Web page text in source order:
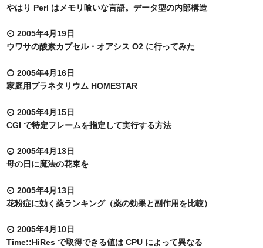
やはり Perl はメモリ喰いな言語。データ型の内部構造
2005年4月19日
ウワサの酸素カプセル・オアシス O2 に行ってみた
2005年4月16日
家庭用プラネタリウム HOMESTAR
2005年4月15日
CGI で特定フレームを指定して実行する方法
2005年4月13日
母の日に魔法の花束を
2005年4月13日
花粉症に効く薬ランキング（薬の効果と副作用を比較）
2005年4月10日
Time::HiRes で取得できる値は CPU によって異なる